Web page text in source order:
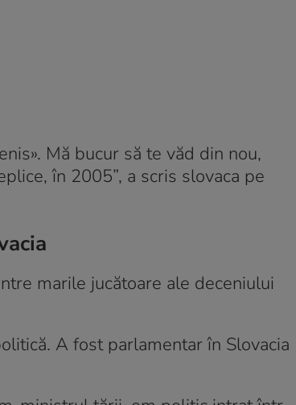
Mă bucur să te văd din nou,
în 2005”, a scris slovaca pe
marile jucătoare ale deceniului
A fost parlamentar în Slovacia